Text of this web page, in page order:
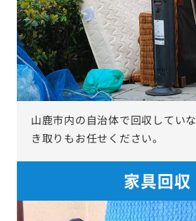
山鹿市内の自治体で回収してい
き取りもお任せください。
家具回収